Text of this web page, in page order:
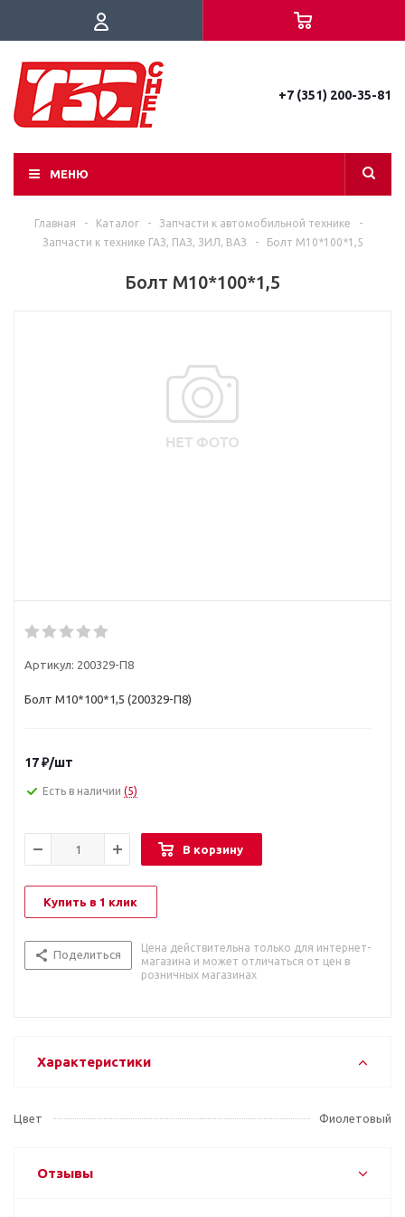
+7 (351) 200-35-81
МЕНЮ
Главная - Каталог - Запчасти к автомобильной технике
-
Запчасти к технике ГАЗ, ПАЗ, ЗИЛ, ВАЗ
- Болт М10*100*1,5
Болт М10*100*1,5
Артикул: 200329-П8
Болт М10*100*1,5 (200329-П8)
17₽/шт
Есть в наличии (5)
В корзину
Купить в 1 клик
Поделиться
Цена действительна только для интернет-
магазина и может отличаться от цен в
розничных магазинах
Характеристики
Цвет Фиолетовый
Отзывы